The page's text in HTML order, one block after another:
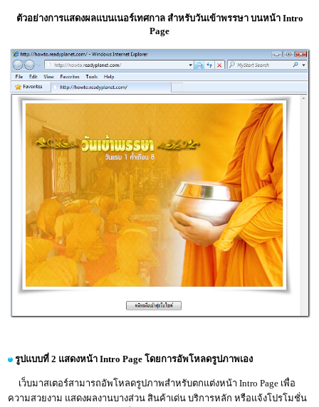
ตัวอย่างการแสดงผลแบนเนอร์เทศกาล สำหรับวันเข้าพรรษา บนหน้า Intro
Page
รูปแบบที่ 2 แสดงหน้า Intro Page โดยการอัพโหลดรูปภาพเอง
เว็บมาสเตอร์สามารถอัพโหลดรูปภาพสำหรับตกแต่งหน้า Intro Page เพื่อ
ความสวยงาม แสดงผลงานบางส่วน สินค้าเด่น บริการหลัก หรือแจ้งโปรโมชั่น